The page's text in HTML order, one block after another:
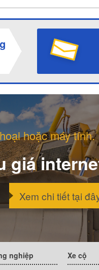
hoặc máy tính.
giá
Xem chi tiết tại
nghiệp Xe cộ